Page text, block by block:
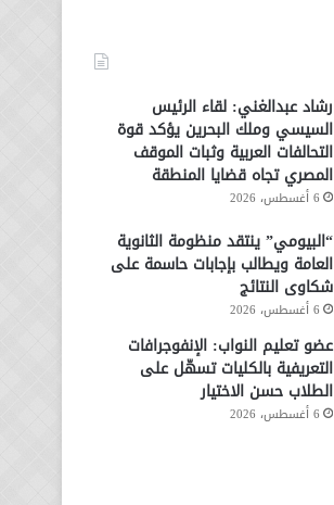
رشاد عبدالغني: لقاء الرئيس
السيسي وملك البحرين يؤكد قوة
التحالفات العربية وثبات الموقف
المصري تجاه قضايا المنطقة
6 أغسطس، 2026
“البيومي” ينتقد منظومة الثانوية
العامة ويطالب بإجابات حاسمة على
شكاوى النتائج
6 أغسطس، 2026
عضو تعليم النواب: الإنفوجرافات
التعريفية بالكليات تسهّل على
الطلاب حسن الاختيار
6 أغسطس، 2026